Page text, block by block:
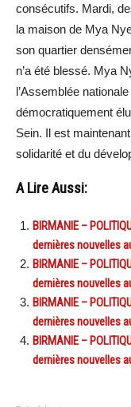
consécutifs. Mardi,
la maison de Mya
son quartier
n’a été blessé. Mya
l’Assemblée
démocratiquement
Sein. Il est
solidarité et du
A Lire Aussi:
BIRMANIE –
dernières nouvelles
BIRMANIE –
dernières nouvelles
BIRMANIE –
dernières nouvelles
BIRMANIE –
dernières nouvelles